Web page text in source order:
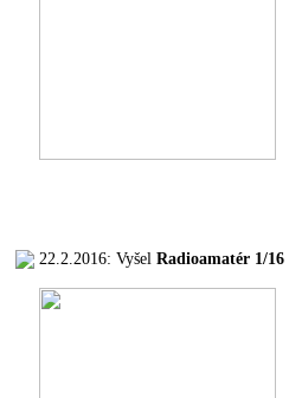
22.2.2016: Vyšel Radioamatér 1/16